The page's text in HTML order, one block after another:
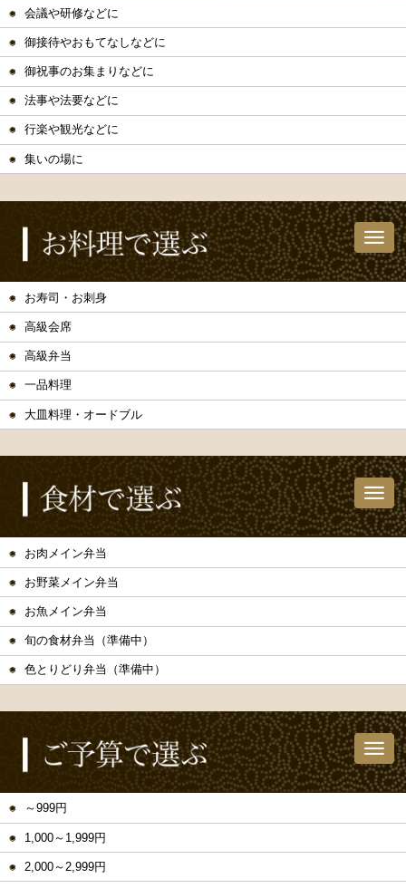
会議や研修などに
御接待やおもてなしなどに
御祝事のお集まりなどに
法事や法要などに
行楽や観光などに
集いの場に
お寿司・お刺身
高級会席
高級弁当
一品料理
大皿料理・オードブル
お肉メイン弁当
お野菜メイン弁当
お魚メイン弁当
旬の食材弁当（準備中）
色とりどり弁当（準備中）
～999円
1,000～1,999円
2,000～2,999円